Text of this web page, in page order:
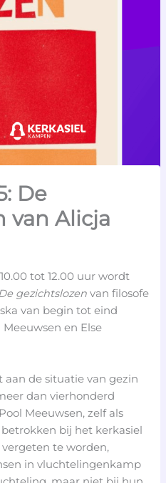
De
van Alicja
tot 12.00 uur wordt
gezichtslozen van filosofe
van begin tot eind
en Else
aan de situatie van gezin
dan vierhonderd
Meeuwsen, zelf als
bij het kerkasiel
te worden,
in vluchtelingenkamp